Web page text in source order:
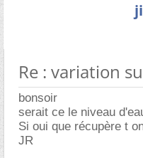
Re : variation
bonsoir
serait ce le niveau
Si oui que récupère t
JR